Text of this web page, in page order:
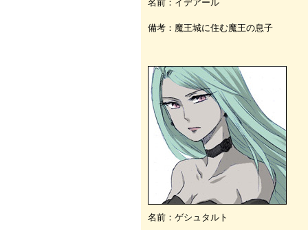
名前：イデアール
備考：魔王城に住む魔王の息子
名前：ゲシュタルト